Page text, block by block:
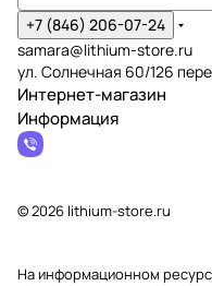
+7 (846) 206-07-24
samara@lithium-store.ru
ул. Солнечная 60/126
Интернет-магазин
Информация
© 2026 lithium-store.ru
На информационном